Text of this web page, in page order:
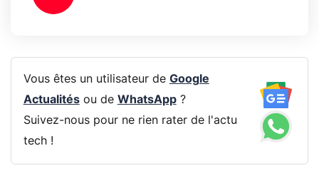
Vous êtes un utilisateur de Google
Actualitésou de WhatsApp?
Suivez-nous pour ne rien rater de l'actu
tech !